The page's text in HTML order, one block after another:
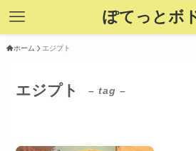
ぽてっとボ
ホーム エジプト
エジプト – tag –